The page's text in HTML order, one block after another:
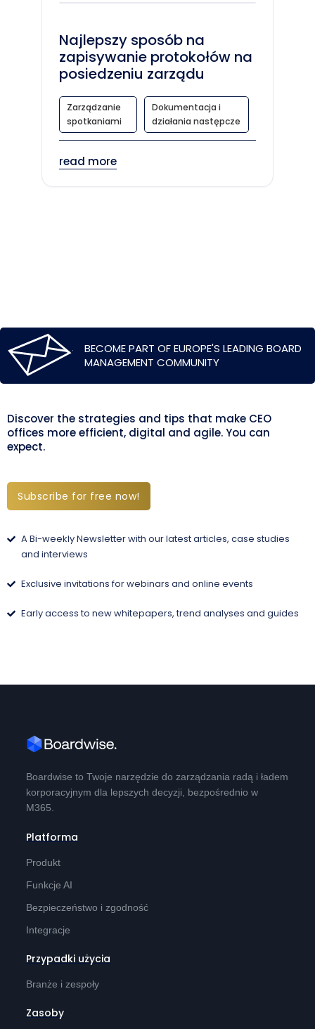
Najlepszy sposób na
zapisywanie protokołów na
posiedzeniu zarządu
Zarządzanie
spotkaniami
Dokumentacja i
działania następcze
read more
BECOME PART OF EUROPE'S LEADING BOARD
MANAGEMENT COMMUNITY
Discover the strategies and tips that make CEO
offices more efficient, digital and agile. You can
expect.
Subscribe for free now!
A Bi-weekly Newsletter with our latest articles, case studies
and interviews
Exclusive invitations for webinars and online events
Early access to new whitepapers, trend analyses and guides
Boardwise to Twoje narzędzie do zarządzania radą i ładem
korporacyjnym dla lepszych decyzji, bezpośrednio w
M365.
Platforma
Produkt
Funkcje AI
Bezpieczeństwo i zgodność
Integracje
Przypadki użycia
Branże i zespoły
Zasoby